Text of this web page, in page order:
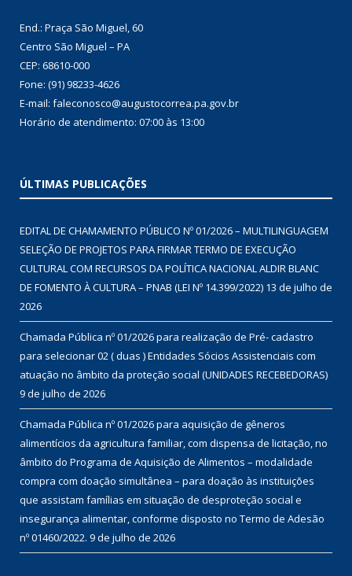
End.: Praça São Miguel, 60
Centro São Miguel – PA
CEP: 68610-000
Fone: (91) 98233-4626
E-mail: faleconosco@augustocorrea.pa.gov.br
Horário de atendimento: 07:00 às 13:00
ÚLTIMAS PUBLICAÇÕES
EDITAL DE CHAMAMENTO PÚBLICO Nº 01/2026 – MULTILINGUAGEM
SELEÇÃO DE PROJETOS PARA FIRMAR TERMO DE EXECUÇÃO
CULTURAL COM RECURSOS DA POLÍTICA NACIONAL ALDIR BLANC
DE FOMENTO À CULTURA – PNAB (LEI Nº 14.399/2022) 13 de julho de
2026
Chamada Pública nº 01/2026 para realização de Pré- cadastro
para selecionar 02 ( duas ) Entidades Sócios Assistenciais com
atuação no âmbito da proteção social (UNIDADES RECEBEDORAS)
9 de julho de 2026
Chamada Pública nº 01/2026 para aquisição de gêneros
alimentícios da agricultura familiar, com dispensa de licitação, no
âmbito do Programa de Aquisição de Alimentos – modalidade
compra com doação simultânea – para doação às instituições
que assistam famílias em situação de desproteção social e
insegurança alimentar, conforme disposto no Termo de Adesão
nº 01460/2022. 9 de julho de 2026